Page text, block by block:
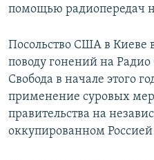
помощью радиопередач
Посольство США в Киеве
поводу гонений на
Свобода в начале этого
применение суровых мер
правительства на
оккупированном